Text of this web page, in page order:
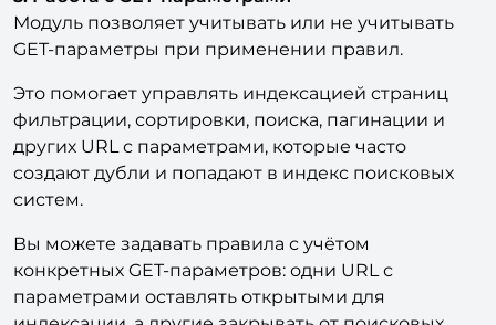
GET-параметры при применении правил.
Это помогает управлять индексацией страниц
фильтрации, сортировки, поиска, пагинации и
других URL с параметрами, которые часто
создают дубли и попадают в индекс поисковых
систем.
Вы можете задавать правила с учётом
конкретных GET-параметров: одни URL с
параметрами оставлять открытыми для
индексации, а другие закрывать от поисковых
систем.